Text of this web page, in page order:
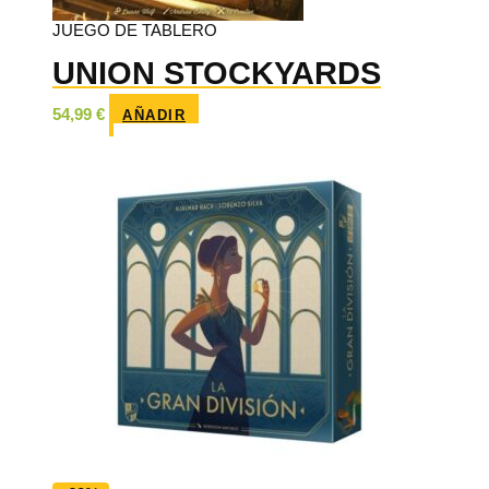
JUEGO DE TABLERO
UNION STOCKYARDS
54,99 € AÑADIR